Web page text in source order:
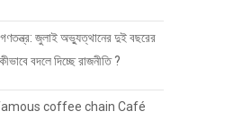
গণতন্ত্র: জুলাই অভ্যুত্থানের দুই বছরের
বদলে দিচ্ছে রাজনীতি ?
coffee chain Café